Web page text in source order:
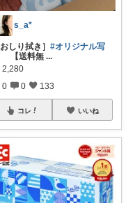
s_a*
おしり拭き］ #オリジナル写
【送料無 ...
2,280
0 0 133
コレ いいね